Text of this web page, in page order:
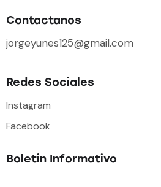
Contactanos
jorgeyunes125@gmail.com
Redes Sociales
Instagram
Facebook
Boletin Informativo